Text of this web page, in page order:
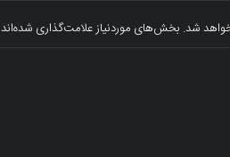
شد. بخش‌های موردنیاز علامت‌گذاری شده‌اند